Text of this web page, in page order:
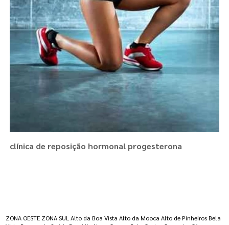
clínica de reposição hormonal progesterona
ZONA OESTE ZONA SUL Alto da Boa Vista Alto da Mooca Alto de Pinheiros Bela